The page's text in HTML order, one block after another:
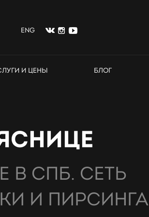
ENG
И ЦЕНЫ БЛОГ
В СПБ. СЕТЬ
И ПИРСИНГА